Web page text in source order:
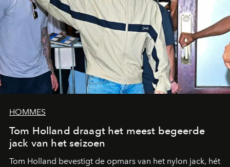
HOMMES
Tom Holland draagt het meest begeerde
jack van het seizoen
Tom Holland bevestigt de opmars van het nylon jack, hét